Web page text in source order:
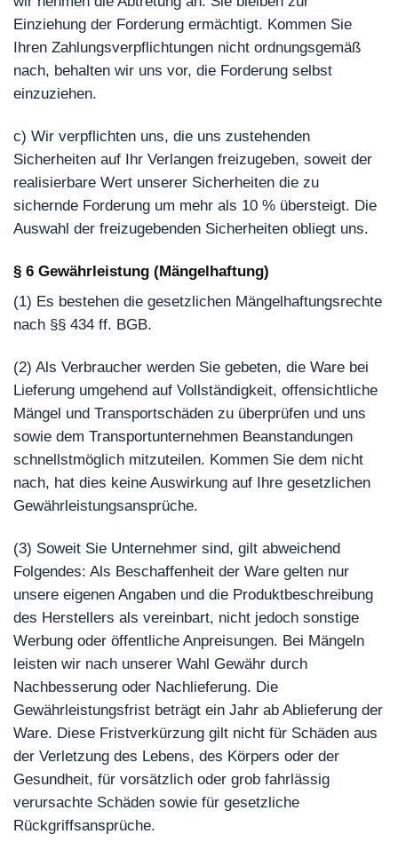
Einziehung der Forderung ermächtigt. Kommen Sie
Ihren Zahlungsverpflichtungen nicht ordnungsgemäß
nach, behalten wir uns vor, die Forderung selbst
einzuziehen.
c) Wir verpflichten uns, die uns zustehenden
Sicherheiten auf Ihr Verlangen freizugeben, soweit der
realisierbare Wert unserer Sicherheiten die zu
sichernde Forderung um mehr als 10 % übersteigt. Die
Auswahl der freizugebenden Sicherheiten obliegt uns.
§ 6 Gewährleistung (Mängelhaftung)
(1) Es bestehen die gesetzlichen Mängelhaftungsrechte
nach §§ 434 ff. BGB.
(2) Als Verbraucher werden Sie gebeten, die Ware bei
Lieferung umgehend auf Vollständigkeit, offensichtliche
Mängel und Transportschäden zu überprüfen und uns
sowie dem Transportunternehmen Beanstandungen
schnellstmöglich mitzuteilen. Kommen Sie dem nicht
nach, hat dies keine Auswirkung auf Ihre gesetzlichen
Gewährleistungsansprüche.
(3) Soweit Sie Unternehmer sind, gilt abweichend
Folgendes: Als Beschaffenheit der Ware gelten nur
unsere eigenen Angaben und die Produktbeschreibung
des Herstellers als vereinbart, nicht jedoch sonstige
Werbung oder öffentliche Anpreisungen. Bei Mängeln
leisten wir nach unserer Wahl Gewähr durch
Nachbesserung oder Nachlieferung. Die
Gewährleistungsfrist beträgt ein Jahr ab Ablieferung der
Ware. Diese Fristverkürzung gilt nicht für Schäden aus
der Verletzung des Lebens, des Körpers oder der
Gesundheit, für vorsätzlich oder grob fahrlässig
verursachte Schäden sowie für gesetzliche
Rückgriffsansprüche.